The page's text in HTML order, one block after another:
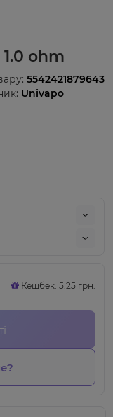
ohm
Univapo
5542421879643
Кешбек: 5.25 грн.